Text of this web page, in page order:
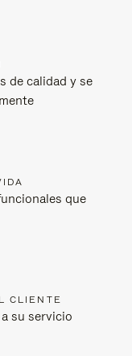
de calidad y se
que
CLIENTE
su servicio